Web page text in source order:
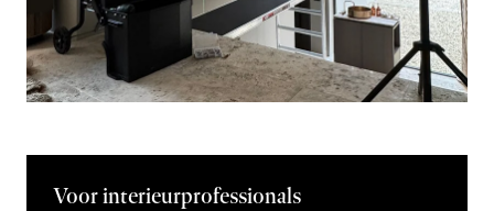
Voor interieurprofessionals